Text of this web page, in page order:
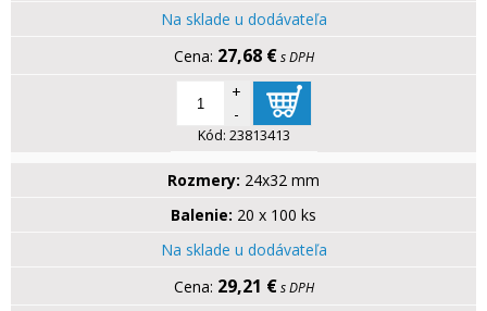
Na sklade u dodávateľa
27,68 € s DPH
+
-
Kód: 23813413
Rozmery: 24x32 mm
Balenie: 20 x 100 ks
Na sklade u dodávateľa
29,21 € s DPH